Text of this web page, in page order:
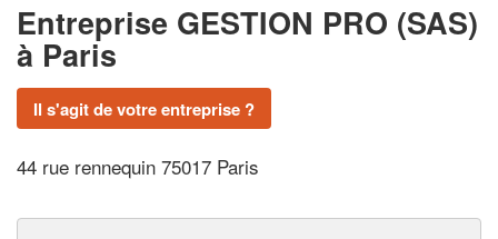
Entreprise GESTION PRO (SAS)
à Paris
Il s'agit de votre entreprise ?
44 rue rennequin 75017 Paris